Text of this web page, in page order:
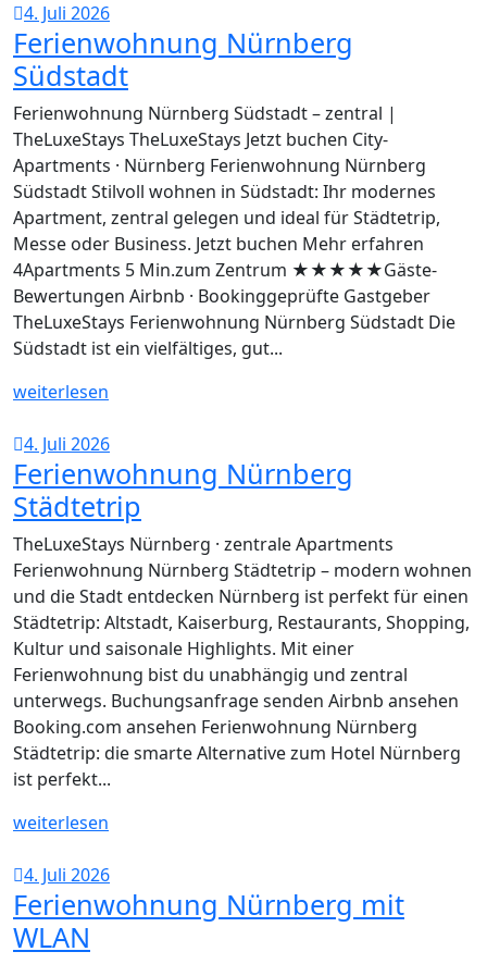
4. Juli 2026
Ferienwohnung Nürnberg
Südstadt
Ferienwohnung Nürnberg Südstadt – zentral |
TheLuxeStays TheLuxeStays Jetzt buchen City-
Apartments · Nürnberg Ferienwohnung Nürnberg
Südstadt Stilvoll wohnen in Südstadt: Ihr modernes
Apartment, zentral gelegen und ideal für Städtetrip,
Messe oder Business. Jetzt buchen Mehr erfahren
4Apartments 5 Min.zum Zentrum ★★★★★Gäste-
Bewertungen Airbnb · Bookinggeprüfte Gastgeber
TheLuxeStays Ferienwohnung Nürnberg Südstadt Die
Südstadt ist ein vielfältiges, gut...
weiterlesen
4. Juli 2026
Ferienwohnung Nürnberg
Städtetrip
TheLuxeStays Nürnberg · zentrale Apartments
Ferienwohnung Nürnberg Städtetrip – modern wohnen
und die Stadt entdecken Nürnberg ist perfekt für einen
Städtetrip: Altstadt, Kaiserburg, Restaurants, Shopping,
Kultur und saisonale Highlights. Mit einer
Ferienwohnung bist du unabhängig und zentral
unterwegs. Buchungsanfrage senden Airbnb ansehen
Booking.com ansehen Ferienwohnung Nürnberg
Städtetrip: die smarte Alternative zum Hotel Nürnberg
ist perfekt...
weiterlesen
4. Juli 2026
Ferienwohnung Nürnberg mit
WLAN